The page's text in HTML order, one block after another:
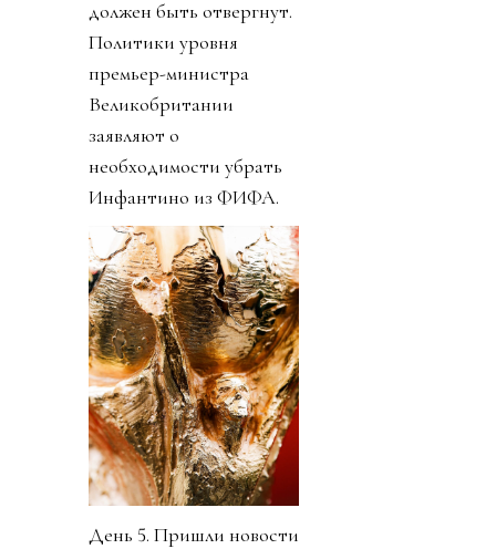
должен быть отвергнут.
Политики уровня
премьер-министра
Великобритании
заявляют о
необходимости убрать
Инфантино из ФИФА.
День 5. Пришли новости